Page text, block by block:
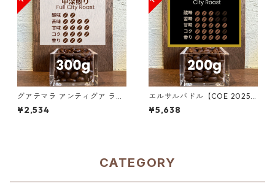
グアテマラ アンティグア ラ
ス・ヌベス農園 レッドブルボ
ン100％／300g（100g単価
¥2,534
エルサルバドル【COE 2025 8
位】ロス・ナランホス農園 ナ
チュラル・アナエロビック20
¥5,638
CATEGORY